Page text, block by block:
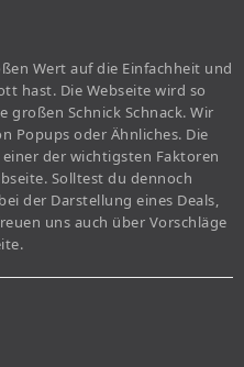
Wert auf die Einfachheit und
hast. Die Webseite wird so
großen Schnick Schnack. Wir
Popups oder Ähnliches. Die
der wichtigsten Faktoren
Solltest du dennoch
der Darstellung eines Deals,
uns auch über Vorschläge